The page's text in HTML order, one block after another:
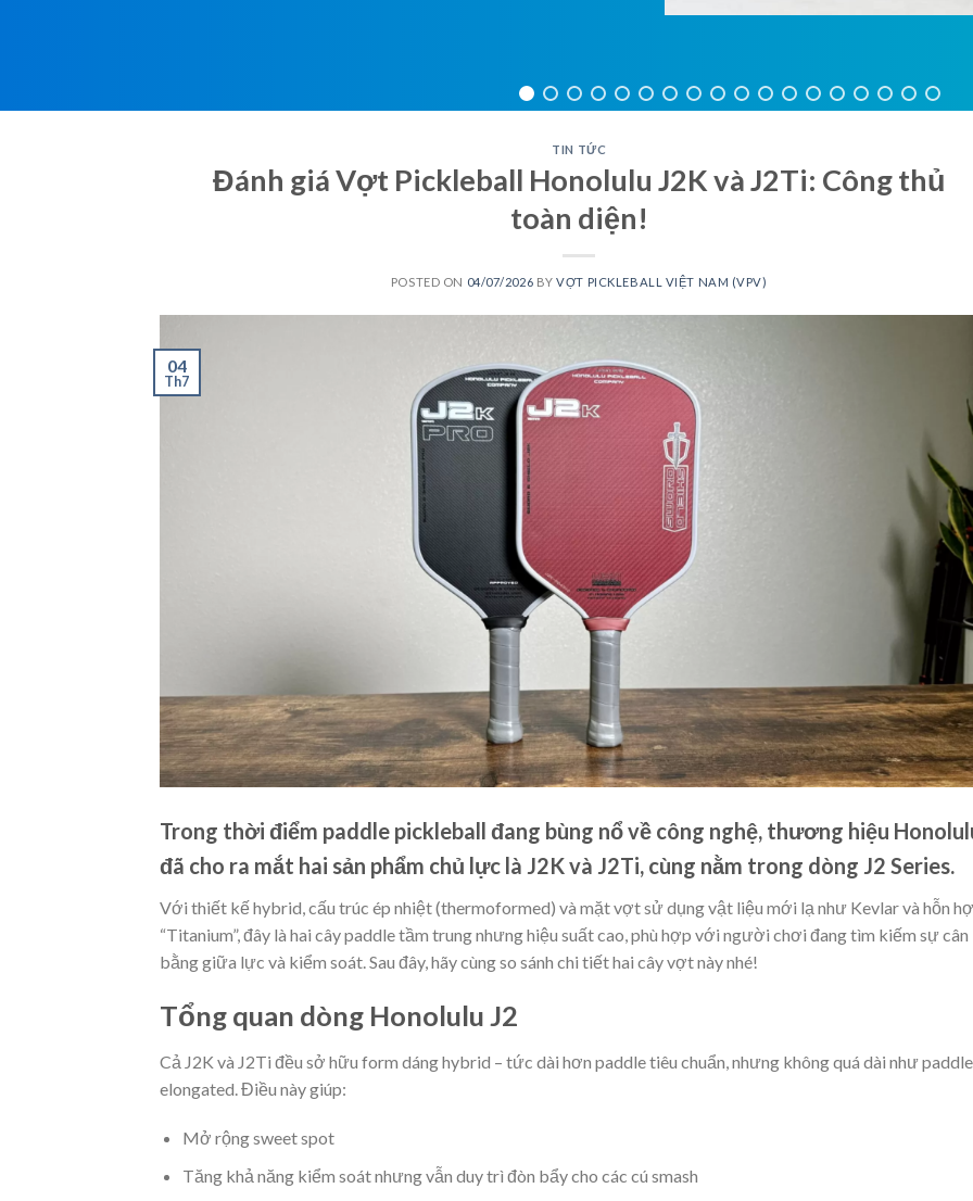
TIN TỨC
Đánh giá Vợt Pickleball Honolulu J2K và J2Ti: Công thủ
toàn diện!
POSTED ON 04/07/2026 BYVỢT PICKLEBALL VIỆT NAM (VPV)
04
Th7
Trong thời điểm paddle pickleball đang bùng nổ về công nghệ, thương hiệu
đã cho ra mắt hai sản phẩm chủ lực là J2Kvà J2Ti, cùng nằm trong dòng J2 Series.
Với thiết kế hybrid, cấu trúc ép nhiệt (thermoformed) và mặt vợt sử dụng vật liệu mới lạ như Kevlar và hỗn
“Titanium”, đây là hai cây paddletầm trung nhưng hiệu suất cao, phù hợp với người chơi đang tìm kiếm sự cân
bằng giữa lực và kiểm soát. Sau đây, hãy cùng so sánh chi tiết hai cây vợt này nhé!
Tổng quan dòng Honolulu J2
Cả J2K và J2Ti đều sở hữu form dáng hybrid – tức dài hơn paddle tiêu chuẩn, nhưng không quá dài như paddle
elongated. Điều này giúp:
Mở rộng sweet spot
Tăng khả năng kiểm soát nhưng vẫn duy trì đòn bẩy cho các cú smash